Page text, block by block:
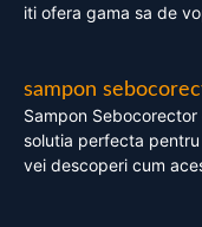
iti ofera gama sa de
sampon
Sampon
solutia perfecta
vei descoperi cum